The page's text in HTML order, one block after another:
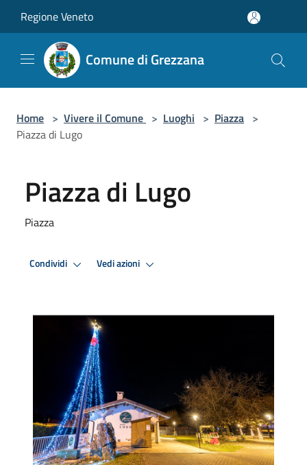
Regione Veneto
Comune di Grezzana
Home > Vivere il Comune > Luoghi > Piazza >
Piazza di Lugo
Piazza di Lugo
Piazza
Condividi Vedi azioni